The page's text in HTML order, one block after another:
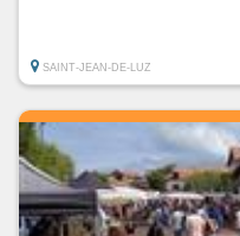
SAINT-JEAN-DE-LUZ